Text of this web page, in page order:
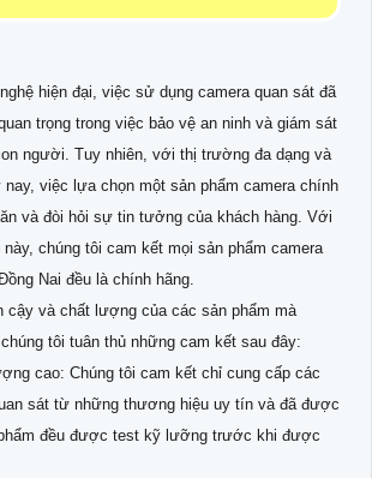
hiện đại, việc sử dụng camera quan sát đã
trọng trong việc bảo vệ an ninh và giám sát
người. Tuy nhiên, với thị trường đa dạng và
nay, việc lựa chọn một sản phẩm camera chính
và đòi hỏi sự tin tưởng của khách hàng. Với
chúng tôi cam kết mọi sản phẩm camera
Nai đều là chính hãng.
cậy và chất lượng của các sản phẩm mà
tôi tuân thủ những cam kết sau đây:
cao: Chúng tôi cam kết chỉ cung cấp các
sát từ những thương hiệu uy tín và đã được
đều được test kỹ lưỡng trước khi được